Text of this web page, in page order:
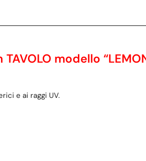
TAVOLO modello
e ai raggi UV.